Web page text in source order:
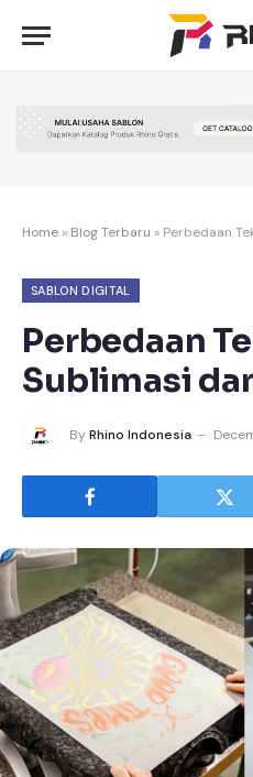
Home » Blog Terbaru » Perbedaan
SABLON DIGITAL
Perbedaan
Sublimasi
ByRhino Indonesia